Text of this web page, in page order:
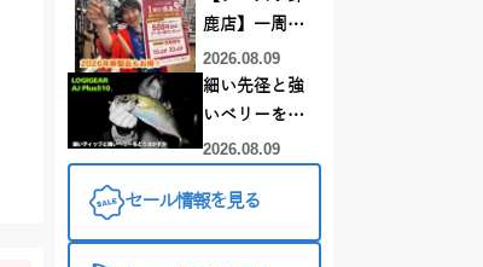
鹿店】一周年
記念セール開
催中！新製品
ルアーロッド
もお買い
得！！！
2026.08.09
細い先径と強
いベリーをど
う活かすか |
プラス510の
2026.08.09
セール情報を見る